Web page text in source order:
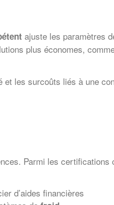
ajuste les paramètres
plus économes,
et les surcoûts liés à une
Parmi les certifications
d’aides financières